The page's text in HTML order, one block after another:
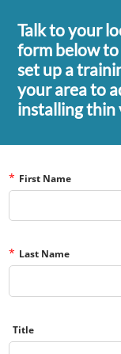
Talk to your
form below
set up a
your area to
installing thin
* First Name
* Last Name
Title